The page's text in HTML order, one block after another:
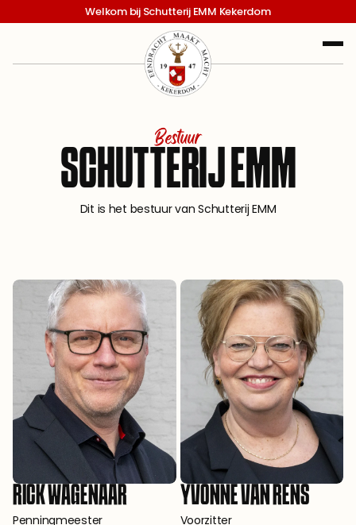
Bestuur
SCHUTTERIJ EMM
Dit is het bestuur van Schutterij EMM
RICK WAGENAAR
Penningmeester
YVONNE VAN RENS
Voorzitter
Welkom bij Schutterij EMM Kekerdom